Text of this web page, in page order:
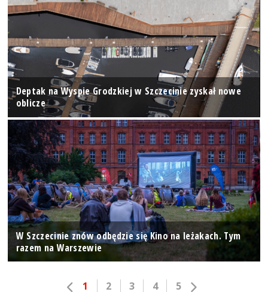
Deptak na Wyspie Grodzkiej w Szczecinie zyskał nowe
oblicze
W Szczecinie znów odbędzie się Kino na leżakach. Tym
razem na Warszewie
1 2 3 4 5